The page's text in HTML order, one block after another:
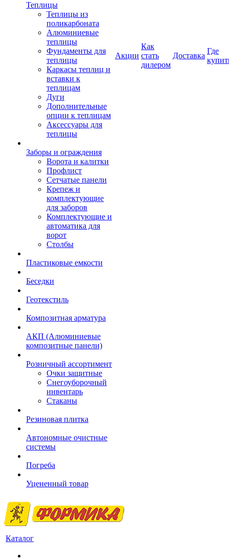
Теплицы
Теплицы из
поликарбоната
Алюминиевые
теплицы
Фундаменты для
теплицы
Каркасы теплиц и
вставки к
теплицам
Дуги
Дополнительные
опции к теплицам
Аксессуары для
теплицы
Заборы и ограждения
Ворота и калитки
Профлист
Сетчатые панели
Крепеж и
комплектующие
для заборов
Комплектующие и
автоматика для
ворот
Столбы
Пластиковые емкости
Беседки
Геотекстиль
Композитная арматура
АКП (Алюминиевые
композитные панели)
Розничный ассортимент
Очки защитные
Снегоуборочный
инвентарь
Стаканы
Резиновая плитка
Автономные очистные
системы
Погреба
Уцененный товар
Акции
Как
стать
дилером
Доставка
Где
Каталог